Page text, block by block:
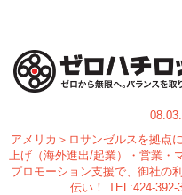
08.03.
アメリカ＞ロサンゼルスを拠点
上げ（海外進出/起業）・営業・
プロモーション支援で、御社の
伝い！ TEL:424-392-